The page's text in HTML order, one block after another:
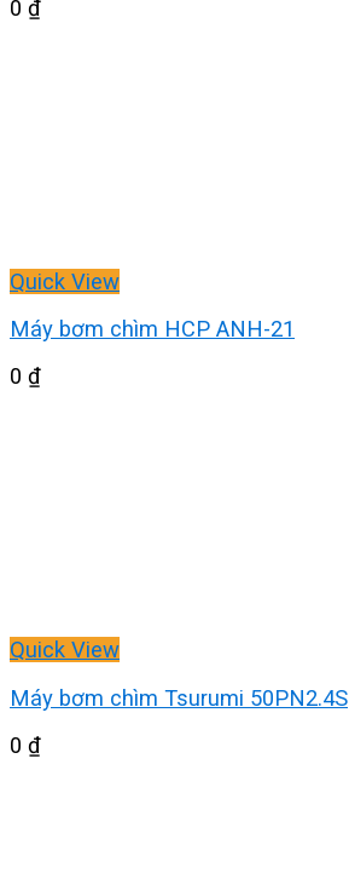
0 ₫
Quick View
Máy bơm chìm HCP ANH-21
0 ₫
Quick View
Máy bơm chìm Tsurumi 50PN2.4S
0 ₫